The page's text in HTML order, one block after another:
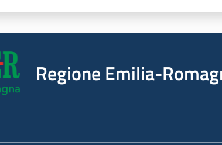
Regione Emilia-